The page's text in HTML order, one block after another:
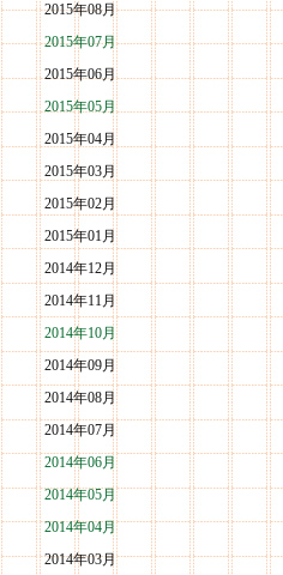
2015年08月
2015年07月
2015年06月
2015年05月
2015年04月
2015年03月
2015年02月
2015年01月
2014年12月
2014年11月
2014年10月
2014年09月
2014年08月
2014年07月
2014年06月
2014年05月
2014年04月
2014年03月